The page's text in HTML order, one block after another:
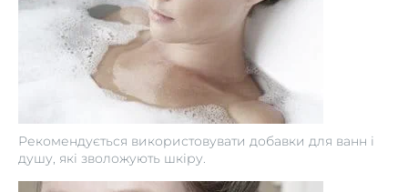
Рекомендується використовувати добавки для ванн і
душу, які зволожують шкіру.